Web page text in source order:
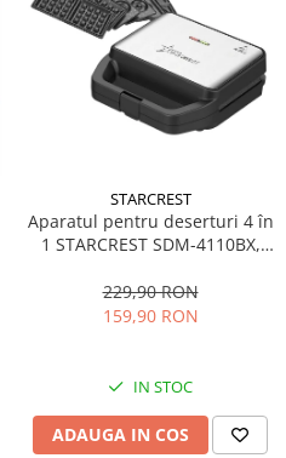
STARCREST
Aparatul pentru deserturi 4 în
1 STARCREST SDM-4110BX,
invelis ceramic pentru vafe,
nuci, gogosi si smile
229,90 RON
159,90 RON
IN STOC
ADAUGA IN COS